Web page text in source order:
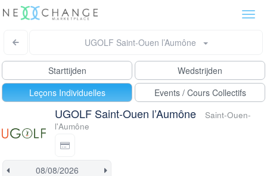
UGOLF Saint-Ouen l’Aumône
Starttijden
Wedstrijden
Leçons Individuelles
Events / Cours Collectifs
UGOLF Saint-Ouen l’Aumône
Saint-Ouen-
l'Aumône